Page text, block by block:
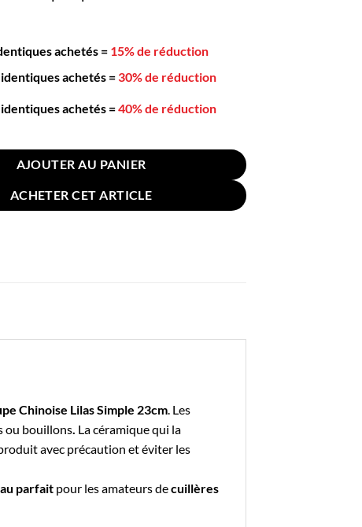
achetés = 15% de réduction
identiques achetés = 30% de réduction
identiques achetés =40% de réduction
à Soupe Chinoise Lilas Simple 23cm
AJOUTER AU PANIER
ACHETER CET ARTICLE
Chinoise Lilas Simple 23cm. Les
ou bouillons. Lacéramiquequi la
avec précaution et éviter les
parfait pour les amateurs decuillères